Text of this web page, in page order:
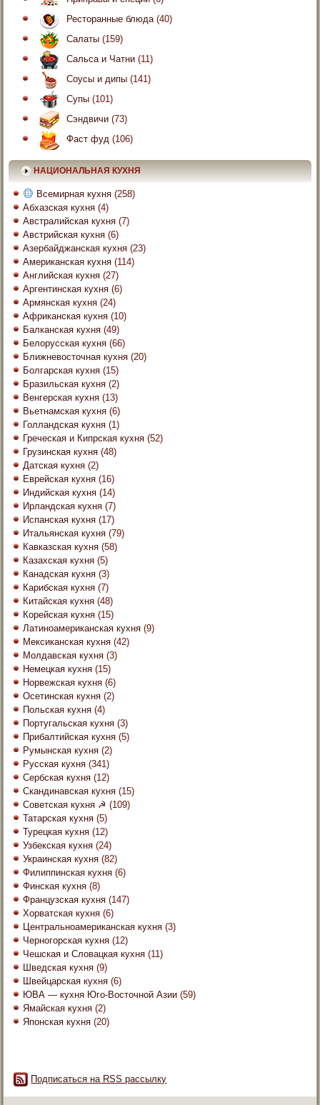
Ресторанные блюда(40)
Салаты (159)
Сальса и Чатни (11)
Соусы и дипы (141)
Супы (101)
Сэндвичи (73)
Фаст фуд (106)
НАЦИОНАЛЬНАЯ КУХНЯ
Всемирная кухня (258)
Абхазская кухня (4)
Австралийская кухня (7)
Австрийская кухня (6)
Азербайджанская кухня (23)
Американская кухня (114)
Английская кухня (27)
Аргентинская кухня (6)
Армянская кухня (24)
Африканская кухня (10)
Балканская кухня (49)
Белорусская кухня (66)
Ближневосточная кухня (20)
Болгарская кухня (15)
Бразильская кухня (2)
Венгерская кухня (13)
Вьетнамская кухня (6)
Голландская кухня (1)
Греческая и Кипрская кухня (52)
Грузинская кухня (48)
Датская кухня (2)
Еврейская кухня (16)
Индийская кухня (14)
Ирландская кухня (7)
Испанская кухня (17)
Итальянская кухня (79)
Кавказская кухня (58)
Казахская кухня (5)
Канадская кухня (3)
Карибская кухня (7)
Китайская кухня (48)
Корейская кухня (15)
Латиноамериканская кухня (9)
Мексиканская кухня (42)
Молдавская кухня (3)
Немецкая кухня (15)
Норвежская кухня (6)
Осетинская кухня (2)
Польская кухня (4)
Португальская кухня (3)
Прибалтийская кухня (5)
Румынская кухня (2)
Русская кухня (341)
Сербская кухня (12)
Скандинавская кухня (15)
Советская кухня ☭ (109)
Татарская кухня (5)
Турецкая кухня (12)
Узбекская кухня (24)
Украинская кухня (82)
Филиппинская кухня (6)
Финская кухня (8)
Французская кухня (147)
Хорватская кухня (6)
Центральноамериканская кухня (3)
Черногорская кухня (12)
Чешская и Словацкая кухня (11)
Шведская кухня (9)
Швейцарская кухня (6)
ЮВА — кухня Юго-Восточной Азии (59)
Ямайская кухня (2)
Японская кухня (20)
Подписаться на RSS рассылку